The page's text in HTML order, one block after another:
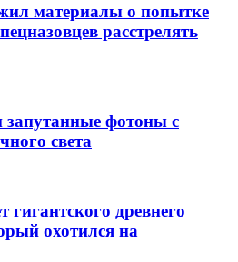
материалы о попытке
расстрелять
запутанные фотоны с
света
гигантского древнего
охотился на